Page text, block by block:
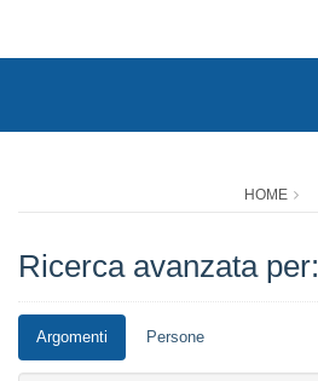
HOME
Ricerca avanzata per:
Argomenti Persone